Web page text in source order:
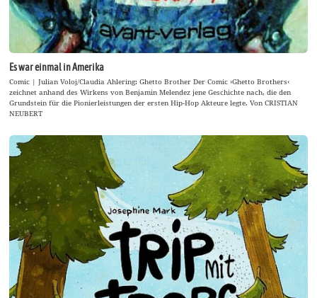
Es war einmal in Amerika
Comic | Julian Voloj/Claudia Ahlering: Ghetto Brother Der Comic ›Ghetto Brothers‹
zeichnet anhand des Wirkens von Benjamin Melendez jene Geschichte nach, die den
Grundstein für die Pionierleistungen der ersten Hip-Hop Akteure legte. Von CRISTIAN
NEUBERT